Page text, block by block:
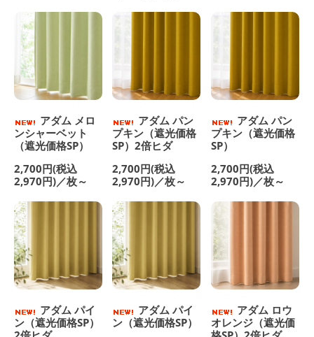
アダム メロ
ンシャーベット
（遮光価格SP）
2,700円(税込
2,970円)／枚～
アダム パン
プキン（遮光価格
SP）2倍ヒダ
2,700円(税込
2,970円)／枚～
アダム パン
プキン（遮光価格
SP）
2,700円(税込
2,970円)／枚～
アダム パイ
ン（遮光価格SP）
アダム パイ
ン（遮光価格SP）
アダム ロウ
オレンジ（遮光価